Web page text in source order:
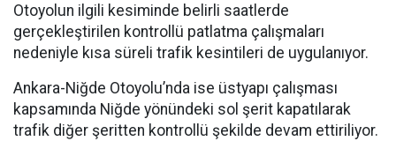
Otoyolun ilgili kesiminde belirli saatlerde
gerçekleştirilen kontrollü patlatma çalışmaları
nedeniyle kısa süreli trafik kesintileri de uygulanıyor.
Ankara-Niğde Otoyolu’nda ise üstyapı çalışması
kapsamında Niğde yönündeki sol şerit kapatılarak
trafik diğer şeritten kontrollü şekilde devam ettiriliyor.